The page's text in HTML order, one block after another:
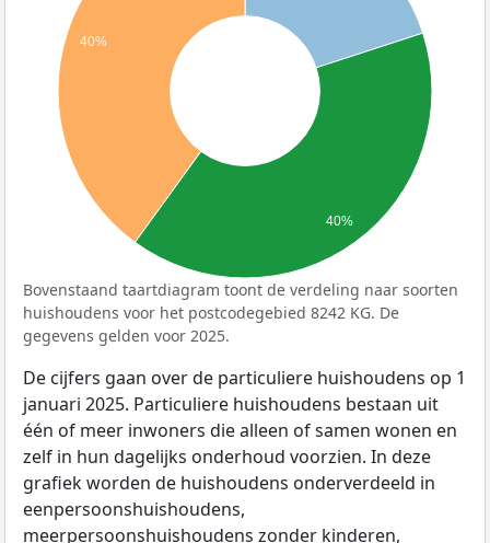
40%
40%
Bovenstaand taartdiagram toont de verdeling naar soorten
huishoudens voor het postcodegebied 8242 KG. De
gegevens gelden voor 2025.
De cijfers gaan over de particuliere huishoudens op 1
januari 2025. Particuliere huishoudens bestaan uit
één of meer inwoners die alleen of samen wonen en
zelf in hun dagelijks onderhoud voorzien. In deze
grafiek worden de huishoudens onderverdeeld in
eenpersoonshuishoudens,
meerpersoonshuishoudens zonder kinderen,